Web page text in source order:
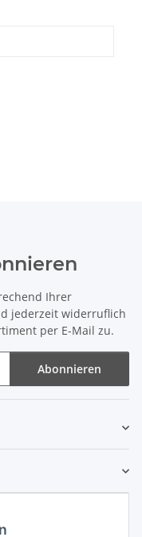
Ihrer
jederzeit widerruflich
per E-Mail zu.
Abonnieren